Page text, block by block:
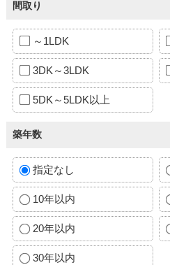
間取り
～1LDK
3DK～3LDK
5DK～5LDK以上
築年数
指定なし
10年以内
20年以内
30年以内